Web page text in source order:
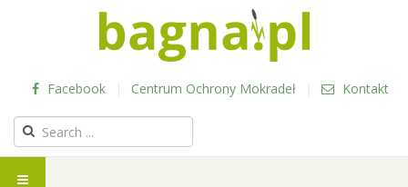
Facebook | Centrum Ochrony Mokradeł | Kontakt